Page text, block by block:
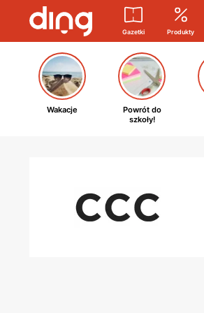
Gazetki Produkty
Wakacje
Powrót do
szkoły!